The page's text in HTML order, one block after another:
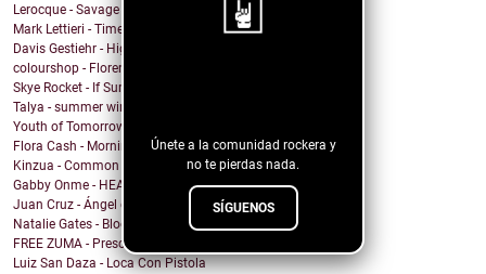
Únete a la comunidad rockera y
no te pierdas nada.
SÍGUENOS
Lerocque - Savage
Mark Lettieri - Time After Time (Cyndi Lauper Cover)
Davis Gestiehr - High
colourshop - Florence
Skye Rocket - If Summer Had A Daughter
Talya - summer wind
Youth of Tomorrow - Pleasure House Road
Flora Cash - Morning Comes
Kinzua - Common Fates
Gabby Onme - HEAVEN
Juan Cruz - Ángel del olvido
Natalie Gates - Bloody Knees
FREE ZUMA - Prescription Girl
Luiz San Daza - Loca Con Pistola